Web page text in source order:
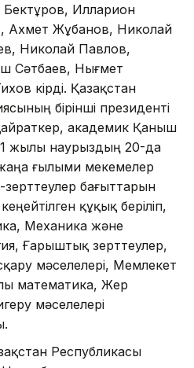
Бектұров, Илларион
Ахмет Жұбанов, Николай
Николай Павлов,
Сәтбаев, Нығмет
кірді. Қазақстан
бірінші президенті
академик Қаныш
жылы наурыздың 20-да
ғылыми мекемелер
зерттеулер бағыттарын
құқық беріліп,
Механика және
Ғарыштық зерттеулер,
мәселелері, Мемлекет
математика, Жер
мәселелері
Республикасы